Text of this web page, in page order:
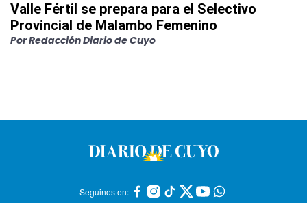
Valle Fértil se prepara para el Selectivo
Provincial de Malambo Femenino
PorRedacción Diario de Cuyo
Seguinos en: